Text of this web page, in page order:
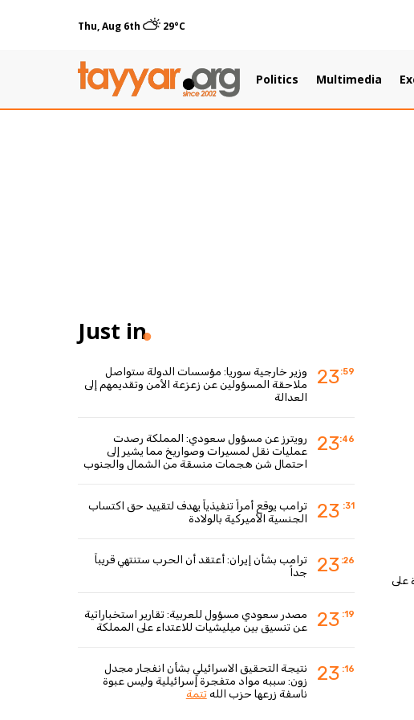
Thu, Aug 6th 29°C
Politics Multimedia
على
Just in
23:59
وزير خارجية سوريا: مؤسسات الدولة ستواصل
ملاحقة المسؤولين عن زعزعة الأمن وتقديمهم إلى
العدالة
23:46
رويترز عن مسؤول سعودي: المملكة رصدت
عمليات نقل لمسيرات وصواريخ مما يشير إلى
احتمال شن هجمات منسقة من الشمال والجنوب
23 :31
ترامب يوقع أمراً تنفيذياً يهدف لتقييد حق اكتساب
الجنسية الأميركية بالولادة
23 :26
ترامب بشأن إيران: أعتقد أن الحرب ستنتهي قريباً
جداً
23 :19
مصدر سعودي مسؤول للعربية: تقارير استخباراتية
عن تنسيق بين ميليشيات للاعتداء على المملكة
23 :16
نتيجة التحقيق الاسرائيلي بشأن انفجار مجدل
زون: سببه مواد متفجرة إسرائيلية وليس عبوة
ناسفة زرعها حزب اللهتتمة